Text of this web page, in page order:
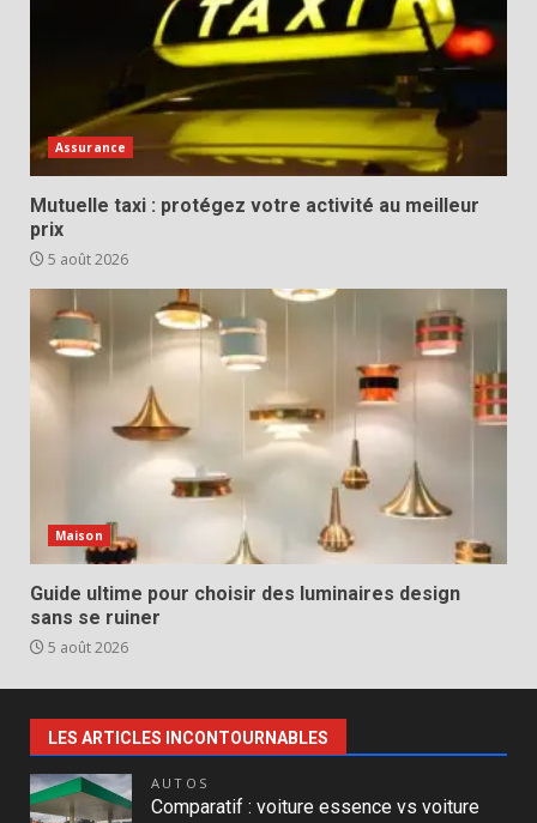
Assurance
Mutuelle taxi : protégez votre activité au meilleur
prix
5 août 2026
Maison
Guide ultime pour choisir des luminaires design
sans se ruiner
5 août 2026
LES ARTICLES INCONTOURNABLES
AUTOS
Comparatif : voiture essence vs voiture